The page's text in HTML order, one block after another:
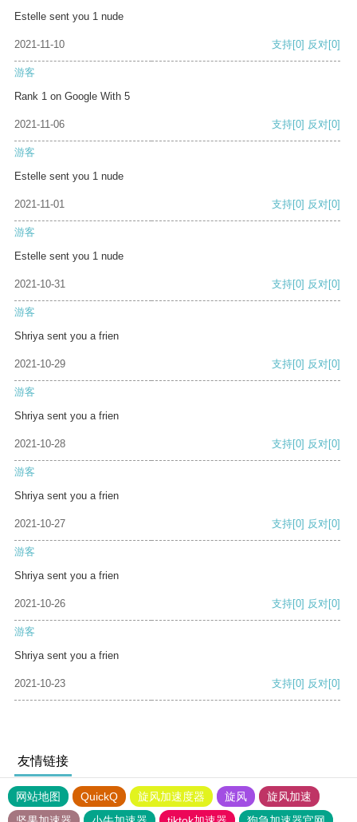
Estelle sent you 1 nude
2021-11-10 支持[0] 反对[0]
游客
Rank 1 on Google With 5
2021-11-06 支持[0] 反对[0]
游客
Estelle sent you 1 nude
2021-11-01 支持[0] 反对[0]
游客
Estelle sent you 1 nude
2021-10-31 支持[0] 反对[0]
游客
Shriya sent you a frien
2021-10-29 支持[0] 反对[0]
游客
Shriya sent you a frien
2021-10-28 支持[0] 反对[0]
游客
Shriya sent you a frien
2021-10-27 支持[0] 反对[0]
游客
Shriya sent you a frien
2021-10-26 支持[0] 反对[0]
游客
Shriya sent you a frien
2021-10-23 支持[0] 反对[0]
友情链接
网站地图 QuickQ 旋风加速度器 旋风
旋风加速